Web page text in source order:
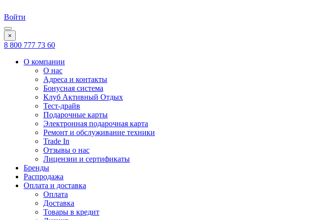
Войти
×
8 800 777 73 60
О компании
О нас
Адреса и контакты
Бонусная система
Клуб Активный Отдых
Тест-драйв
Подарочные карты
Электронная подарочная карта
Ремонт и обслуживание техники
Trade In
Отзывы о нас
Лицензии и сертификаты
Бренды
Распродажа
Оплата и доставка
Оплата
Доставка
Товары в кредит